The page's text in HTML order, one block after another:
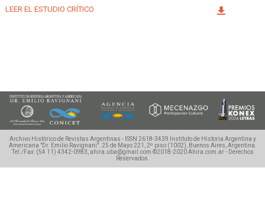
LEER EL ESTUDIO CRÍTICO
Archivo Histórico de Revistas Argentinas - ISSN 2618-3439
Instituto de Historia Argentina y
Americana "Dr. Emilio Ravignani". 25 de Mayo 221, 2º piso (1002), Buenos Aires, Argentina.
Tel./Fax: (54 11) 4342-0983, ahira.uba@gmail.com ©2018-2020 Ahira.com.ar - Derechos
Reservados.